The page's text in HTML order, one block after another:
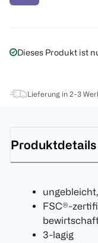
Dieses Produkt ist
Lieferung in 2-3
Produktdetails
FSC®-
3-lagig